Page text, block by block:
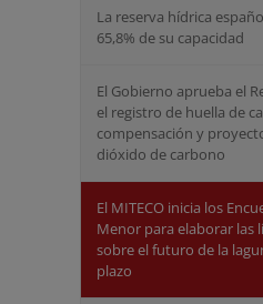
La reserva hídrica
65,8% de su capacidad
El Gobierno aprueba el
el registro de huella de
compensación y
dióxido de carbono
El MITECO inicia los
Menor para elaborar las
sobre el futuro de la
plazo